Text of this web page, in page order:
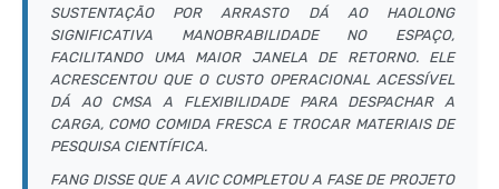
SUSTENTAÇÃO POR ARRASTO DÁ AO HAOLONG
SIGNIFICATIVA MANOBRABILIDADE NO ESPAÇO,
FACILITANDO UMA MAIOR JANELA DE RETORNO. ELE
ACRESCENTOU QUE O CUSTO OPERACIONAL ACESSÍVEL
DÁ AO CMSA A FLEXIBILIDADE PARA DESPACHAR A
CARGA, COMO COMIDA FRESCA E TROCAR MATERIAIS DE
PESQUISA CIENTÍFICA.
FANG DISSE QUE A AVIC COMPLETOU A FASE DE PROJETO